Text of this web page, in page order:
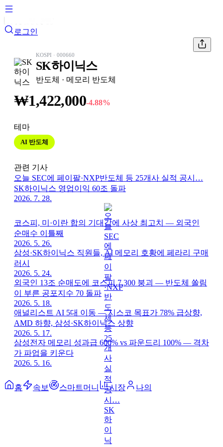
로그인
KOSPI · 000660
SK하이닉스
반도체 · 메모리 반도체
₩1,422,000-4.88%
테마
AI 반도체
관련 기사
오늘 SEC에 페이팔·NXP반도체 등 25개사 실적 공시…
SK하이닉스 영업이익 60조 돌파
2026. 7. 28.
코스피, 미·이란 합의 기대감에 사상 최고치 — 외국인
순매수 이틀째
2026. 5. 26.
삼성·SK하이닉스 직원들, AI 메모리 호황에 페라리 구매
러시
2026. 5. 24.
외국인 13조 순매도에 코스피 7,300 붕괴 — 반도체 쏠림
이 부른 공포지수 70 돌파
2026. 5. 18.
애널리스트 AI 5대 이동 — 시스코 목표가 78% 급상향,
AMD 하향, 삼성·SK하이닉스 상향
2026. 5. 17.
삼성전자 메모리 성과급 600% vs 파운드리 100% — 격차
가 파업을 키운다
2026. 5. 16.
홈 속보 스마트머니 시장 나의